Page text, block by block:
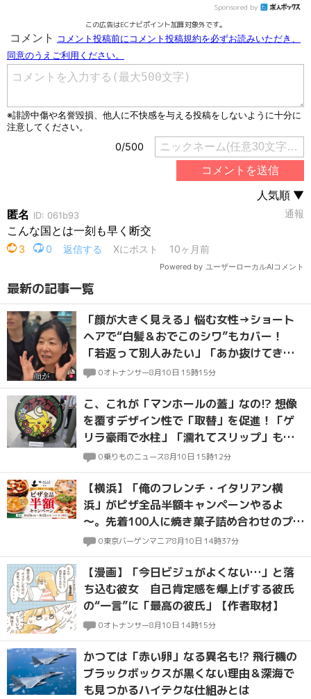
Sponsored by
この広告はECナビポイント加算対象外です。
最新の記事一覧
「顔が大きく見える」悩む女性→ショート
ヘアで“白髪＆おでこのシワ”もカバー！
「若返って別人みたい」「あか抜けてきれ
い」称賛の声
0オトナンサー8月10日 15時15分
こ、これが「マンホールの蓋」なの!? 想像
を覆すデザイン性で「取替」を促進！「ゲ
リラ豪雨で水柱」「濡れてスリップ」も防
げる!?
0乗りものニュース8月10日 15時12分
【横浜】「俺のフレンチ・イタリアン横
浜」がピザ全品半額キャンペーンやるよ
～。先着100人に焼き菓子詰め合わせのプレ
ゼントも。
0東京バーゲンマニア8月10日 14時37分
【漫画】「今日ビジュがよくない…」と落
ち込む彼女 自己肯定感を爆上げする彼氏
の“一言”に「最高の彼氏」【作者取材】
0オトナンサー8月10日 14時15分
かつては「赤い卵」なる異名も!? 飛行機の
ブラックボックスが黒くない理由＆深海で
も見つかるハイテクな仕組みとは